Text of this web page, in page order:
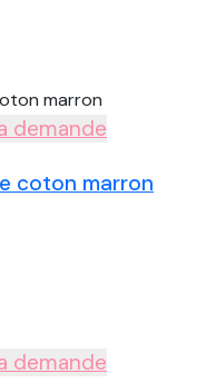
demande
coton marron
demande